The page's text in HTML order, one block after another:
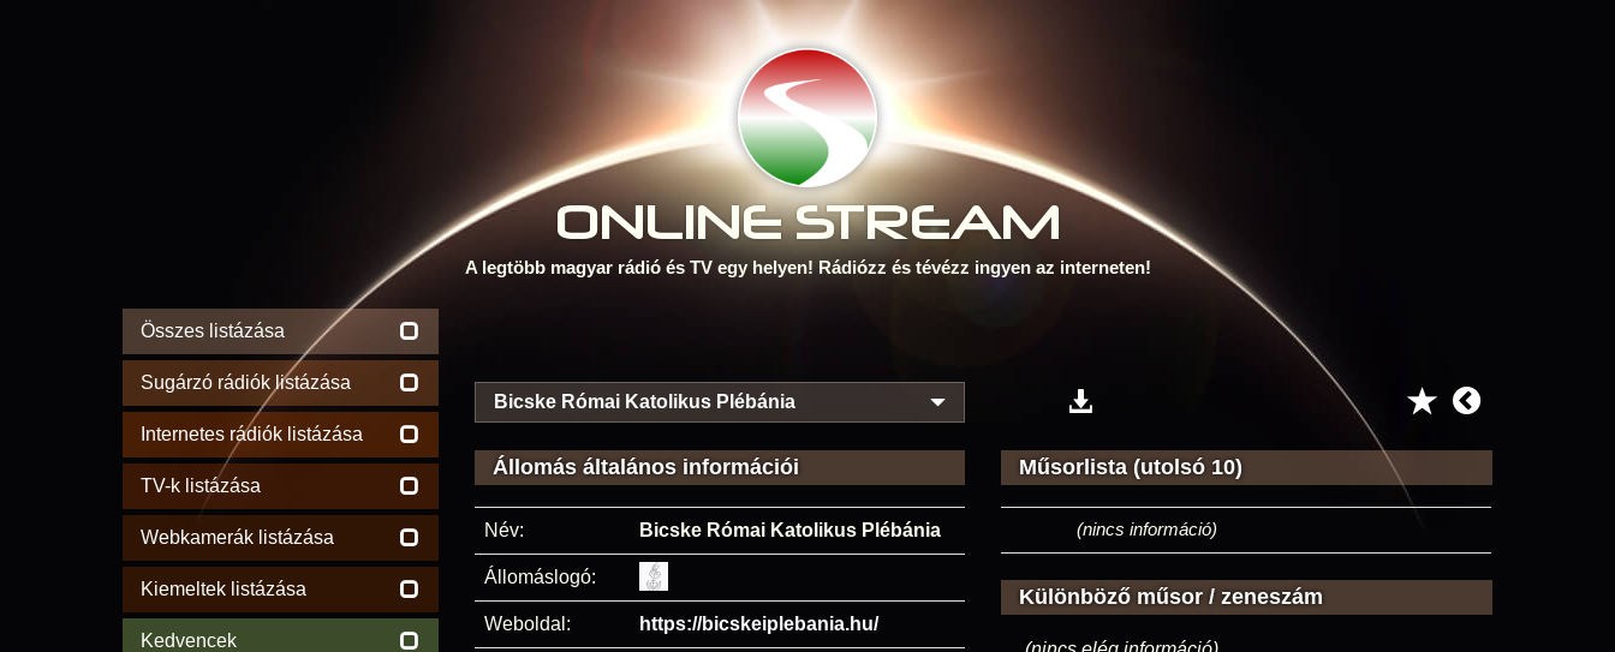
ONLINE STREAM
A legtöbb magyar rádió és TV egy helyen! Rádiózz és tévézz ingyen az interneten!
Összes listázása
Sugárzó rádiók listázása
Internetes rádiók listázása
TV-k listázása
Webkamerák listázása
Kiemeltek listázása
Kedvencek
Bicske Római Katolikus Plébánia
Állomás általános információi
Név: Bicske Római Katolikus Plébánia
Állomáslogó:
Weboldal: https://bicskeiplebania.hu/
Műsorlista (utolsó 10)
(nincs információ)
Különböző műsor / zeneszám